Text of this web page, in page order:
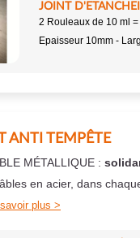
JOINT
2 Rouleaux de 10 ml
Epaisseur 10mm -
ANTI TEMPÊTE
MÉTALLIQUE :
en acier, dans
plus